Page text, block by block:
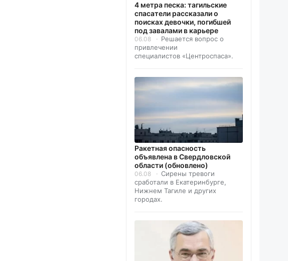
4 метра песка: тагильские
спасатели рассказали о
поисках девочки, погибшей
под завалами в карьере
06.08
Решается вопрос о
привлечении
специалистов «Центроспаса».
️Ракетная опасность
объявлена в Свердловской
области (обновлено)
06.08
Сирены тревоги
сработали в Екатеринбурге,
Нижнем Тагиле и других
городах.